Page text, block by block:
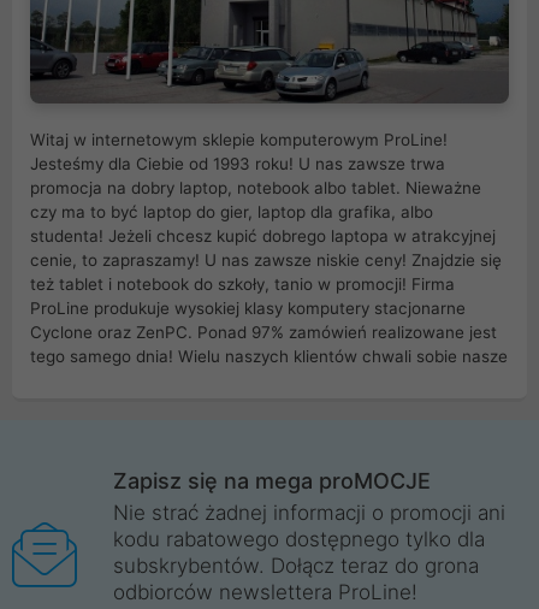
Witaj w internetowym sklepie komputerowym ProLine!
Jesteśmy dla Ciebie od 1993 roku! U nas zawsze trwa
promocja na dobry laptop, notebook albo tablet. Nieważne
czy ma to być laptop do gier, laptop dla grafika, albo
studenta! Jeżeli chcesz kupić dobrego laptopa w atrakcyjnej
cenie, to zapraszamy! U nas zawsze niskie ceny! Znajdzie się
też tablet i notebook do szkoły, tanio w promocji! Firma
ProLine produkuje wysokiej klasy komputery stacjonarne
Cyclone oraz ZenPC. Ponad 97% zamówień realizowane jest
tego samego dnia! Wielu naszych klientów chwali sobie nasze
Wrocław, Poznań, Legnica, Katowice, Gliwice, Kalisz, Bytom,
Trzebnica, Opole. Szybka i profesjonalna obsługa!
ProLine to polska firma ze 100% polskim kapitałem. Działamy
legalnie i płacimy podatki w naszym kraju! Posiadamy siedzibę
główną w Mirkowie oraz salony na terenie kraju. Cała
Zapisz się na mega proMOCJE
Nie strać żadnej informacji o promocji ani
kodu rabatowego dostępnego tylko dla
subskrybentów. Dołącz teraz do grona
odbiorców newslettera ProLine!